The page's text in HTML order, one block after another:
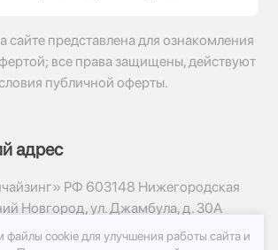
представлена для ознакомления
все права защищены, действуют
публичной оферты.
адрес
РФ 603148 Нижегородская
Новгород, ул. Джамбула, д. 30А
Цветов 24.ру
файлы cookie для улучшения работы сайта и